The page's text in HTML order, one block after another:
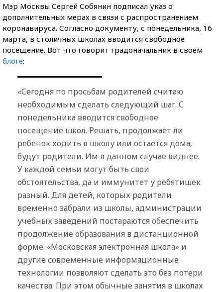
Мэр Москвы Сергей Собянин подписал указ о
дополнительных мерах в связи с распространением
коронавируса. Согласно документу, с понедельника, 16
марта, в столичных школах вводится свободное
посещение. Вот что говорит градоначальник в своем
блоге:
«Сегодня по просьбам родителей считаю
необходимым сделать следующий шаг. С
понедельника вводится свободное
посещение школ. Решать, продолжает ли
ребенок ходить в школу или остается дома,
будут родители. Им в данном случае виднее.
У каждой семьи могут быть свои
обстоятельства, да и иммунитет у ребятишек
разный. Для детей, которых родители
временно забрали из школы, администрации
учебных заведений постараются обеспечить
продолжение образования в дистанционной
форме. «Московская электронная школа» и
другие современные информационные
технологии позволяют сделать это без потери
качества. При этом обычные занятия в школах